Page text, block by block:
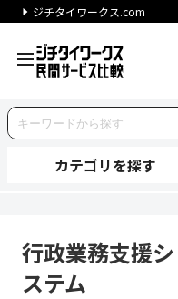
ジチタイワークス.com
カテゴリを探す
行政業務支援
ステム